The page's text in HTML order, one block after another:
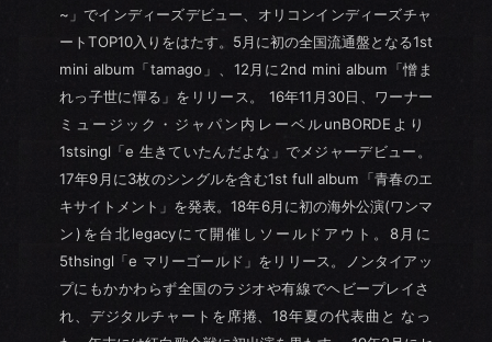
~」でインディーズデビュー、オリコンインディーズチャ
ートTOP10入りをはたす。5月に初の全国流通盤となる1st
mini album「tamago」、12月に2nd mini album「憎ま
れっ子世に憚る」をリリース。 16年11月30日、ワーナー
ミュージック・ジャパン内レーベルunBORDEより
1stsingl「e 生きていたんだよな」でメジャーデビュー。
17年9月に3枚のシングルを含む1st full album「青春のエ
キサイトメント」を発表。18年6月に初の海外公演(ワンマ
ン)を台北legacyにて開催しソールドアウト。8月に
5thsingl「e マリーゴールド」をリリース。ノンタイアッ
プにもかかわらず全国のラジオや有線でヘビープレイさ
れ、デジタルチャートを席捲、18年夏の代表曲と なっ